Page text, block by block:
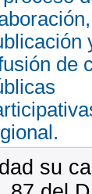
de
su